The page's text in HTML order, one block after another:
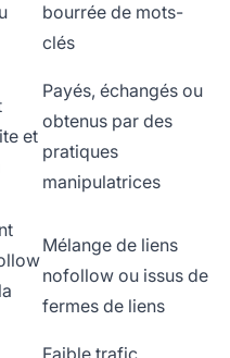
bourrée de mots-
clés
et
Payés, échangés ou
obtenus par des
pratiques
manipulatrices
Mélange de liens
nofollow ou issus de
fermes de liens